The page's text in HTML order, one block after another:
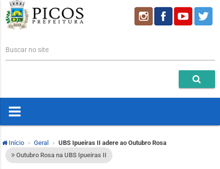
Buscar no site
Início Geral
UBS Ipueiras II adere ao Outubro Rosa
Outubro Rosa na UBS Ipueiras II